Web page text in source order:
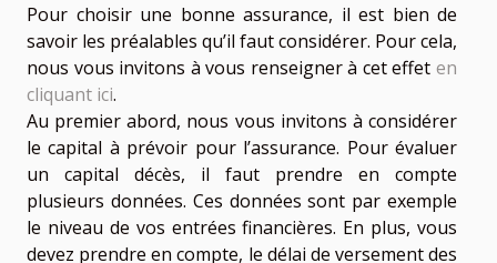
Pour choisir une bonne assurance, il est bien de
savoir les préalables qu’il faut considérer. Pour cela,
nous vous invitons à vous renseigner à cet effet en
cliquant ici.
Au premier abord, nous vous invitons à considérer
le capital à prévoir pour l’assurance. Pour évaluer
un capital décès, il faut prendre en compte
plusieurs données. Ces données sont par exemple
le niveau de vos entrées financières. En plus, vous
devez prendre en compte, le délai de versement des